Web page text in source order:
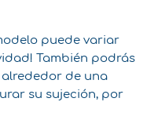
puede variar
También podrás
de una
su sujeción, por